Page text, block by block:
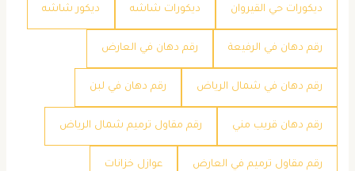
ديكورات حي القيروان ديكورات شاشه ديكور شاشه
رقم دهان في الرفيعة رقم دهان في العارض
رقم دهان في شمال الرياض رقم دهان في لبن
رقم دهان قريب مني رقم مقاول ترميم شمال الرياض
رقم مقاول ترميم في العارض عوازل خزانات